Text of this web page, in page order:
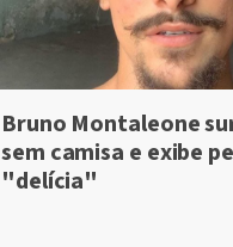
Bruno Montaleone
sem camisa e exibe
"delícia"